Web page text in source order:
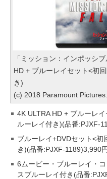
「ミッション：インポッシ
HD + ブルーレイセット<初
き)
(c) 2018 Paramount
4K ULTRA HD + ブルーレ
ルーレイ付き)(品番:PJXF-
ブルーレイ+DVDセット<
き)(品番:PJXF-1189)3,990
6ムービー・ブルーレイ・
スブルーレイ付き(品番